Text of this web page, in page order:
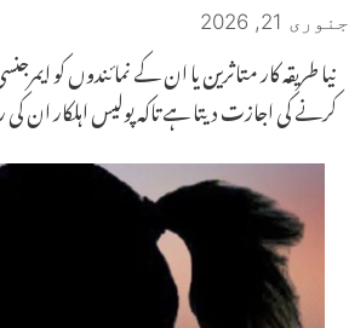
جنوری 21, 2026
کرنے کی اجازت دیتا ہے تاکہ پولیس اہلکار ان کی